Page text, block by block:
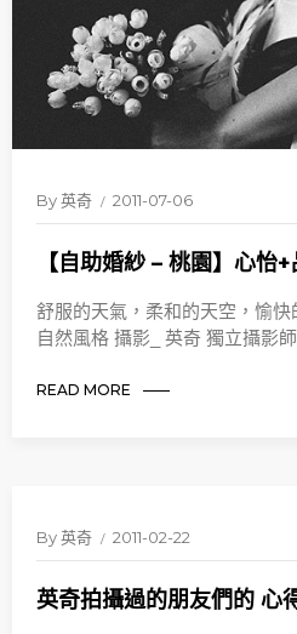
By英奇 2011-07-06
【自助婚紗 – 桃園】心怡
舒服的天氣，柔和的天空，愉
自然風格 攝影_ 英奇 獨立攝影師
READ MORE
By英奇 2011-02-22
英奇拍攝過的朋友們的 心